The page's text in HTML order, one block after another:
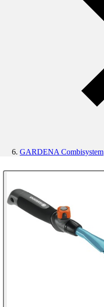
GARDENA Combisystem